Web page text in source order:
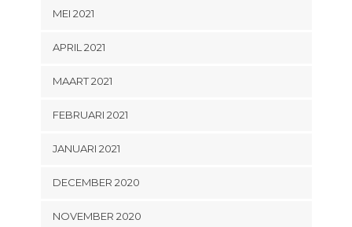
MEI 2021
APRIL 2021
MAART 2021
FEBRUARI 2021
JANUARI 2021
DECEMBER 2020
NOVEMBER 2020